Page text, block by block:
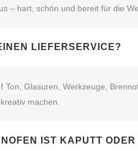
– hart, schön und bereit für die
LIEFERSERVICE?
Ton, Glasuren, Werkzeuge,
machen.
IST KAPUTT